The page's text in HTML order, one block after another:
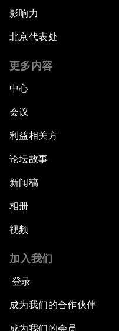
影响力
北京代表处
更多内容
中心
会议
利益相关方
论坛故事
新闻稿
相册
视频
加入我们
登录
成为我们的合作伙伴
成为我们的会员